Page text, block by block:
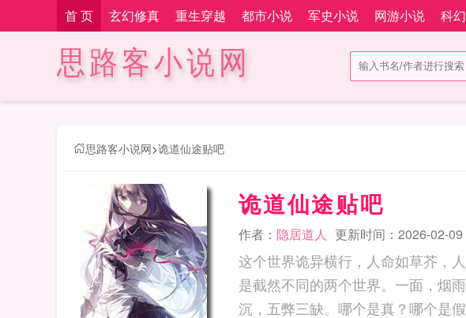
首 页 玄幻修真 重生穿越 都市小说 军史小说 网游小说 科
思路客小说网
思路客小说网>诡道仙途贴吧
诡道仙途贴吧
作者： 隐居道人 更新时间：2026-02-
这个世界诡异横行，人命如草芥，
是截然不同的两个世界。一面，烟